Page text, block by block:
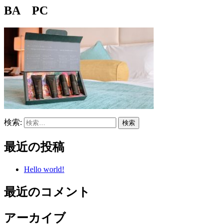
BA PC
検索:
最近の投稿
Hello world!
最近のコメント
アーカイブ